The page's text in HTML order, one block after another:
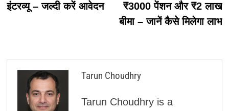
इंटरव्यू – जल्दी करें आवेदन
₹3000 पेंशन और ₹2 लाख
बीमा – जानें कैसे मिलेगा लाभ
Tarun Choudhry
Tarun Choudhry is a